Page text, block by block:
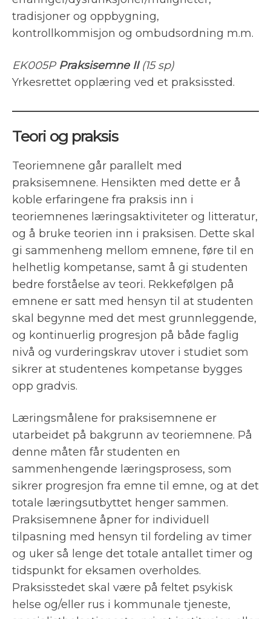
tradisjoner og oppbygning,
kontrollkommisjon og ombudsordning m.m.
EK005P Praksisemne II(15 sp)
Yrkesrettet opplæring ved et praksissted.
Teori og praksis
Teoriemnene går parallelt med
praksisemnene. Hensikten med dette er å
koble erfaringene fra praksis inn i
teoriemnenes læringsaktiviteter og litteratur,
og å bruke teorien inn i praksisen. Dette skal
gi sammenheng mellom emnene, føre til en
helhetlig kompetanse, samt å gi studenten
bedre forståelse av teori. Rekkefølgen på
emnene er satt med hensyn til at studenten
skal begynne med det mest grunnleggende,
og kontinuerlig progresjon på både faglig
nivå og vurderingskrav utover i studiet som
sikrer at studentenes kompetanse bygges
opp gradvis.
Læringsmålene for praksisemnene er
utarbeidet på bakgrunn av teoriemnene. På
denne måten får studenten en
sammenhengende læringsprosess, som
sikrer progresjon fra emne til emne, og at det
totale læringsutbyttet henger sammen.
Praksisemnene åpner for individuell
tilpasning med hensyn til fordeling av timer
og uker så lenge det totale antallet timer og
tidspunkt for eksamen overholdes.
Praksisstedet skal være på feltet psykisk
helse og/eller rus i kommunale tjeneste,